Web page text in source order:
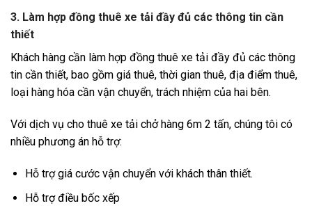
3. Làm hợp đồng thuê xe tải đầy đủ các thông tin cần
thiết
Khách hàng cần làm hợp đồng thuê xe tải đầy đủ các thông
tin cần thiết, bao gồm giá thuê, thời gian thuê, địa điểm thuê,
loại hàng hóa cần vận chuyển, trách nhiệm của hai bên.
Với dịch vụ cho thuê xe tải chở hàng 6m 2 tấn, chúng tôi có
nhiều phương án hỗ trợ:
Hỗ trợ giá cước vận chuyển với khách thân thiết.
Hỗ trợ điều bốc xếp